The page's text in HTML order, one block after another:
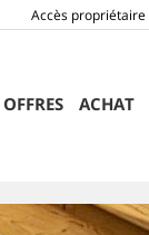
Accès propriétaire
OFFRES ACHAT